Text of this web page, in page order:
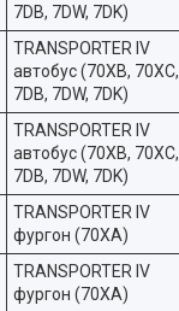
7DB, 7DW, 7DK)
TRANSPORTER IV
автобус (70XB, 70XC,
7DB, 7DW, 7DK)
TRANSPORTER IV
автобус (70XB, 70XC,
7DB, 7DW, 7DK)
TRANSPORTER IV
фургон (70XA)
TRANSPORTER IV
фургон (70XA)